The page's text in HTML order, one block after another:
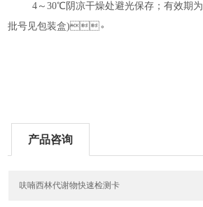
4 ～30℃阴凉干燥处避光保存；有效期为
批号见包装盒)。
产品咨询